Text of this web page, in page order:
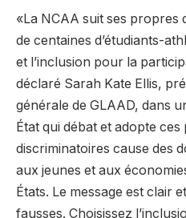
«La NCAA suit ses propres
de centaines d’étudiants-
et l’inclusion pour la
déclaré Sarah Kate Ellis,
générale de GLAAD, dans
État qui débat et adopte ces
discriminatoires cause des
aux jeunes et aux
États. Le message est clair
fausses. Choisissez